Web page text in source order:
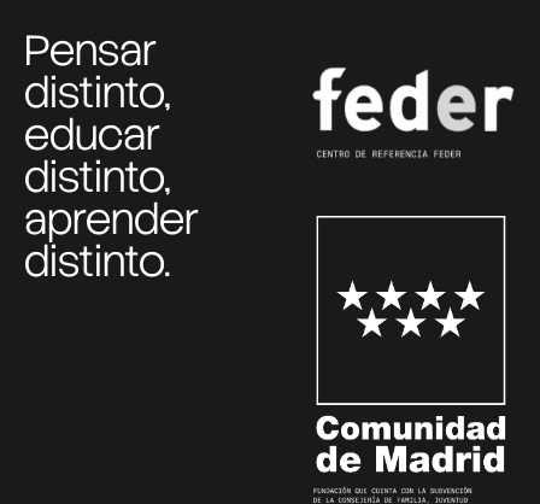
Pensar
distinto,
educar
distinto,
aprender
distinto.